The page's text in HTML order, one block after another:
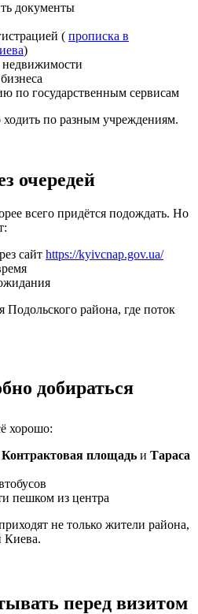
документы
( прописка в
)
по государственным сервисам
по разным учреждениям.
очередей
всего придётся подождать. Но
сайт https://kyivcnap.gov.ua/
Подольского района, где поток
добираться
хорошо:
Контрактовая площадь и Тараса
пешком из центра
не только жители района,
Киева.
перед визитом